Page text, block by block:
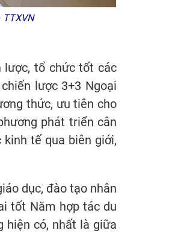
TTXVN
lược, tổ chức tốt các
lược 3+3 Ngoại
thức, ưu tiên cho
phát triển cân
tế qua biên giới,
dục, đào tạo nhân
tốt Năm hợp tác du
hiện có, nhất là giữa